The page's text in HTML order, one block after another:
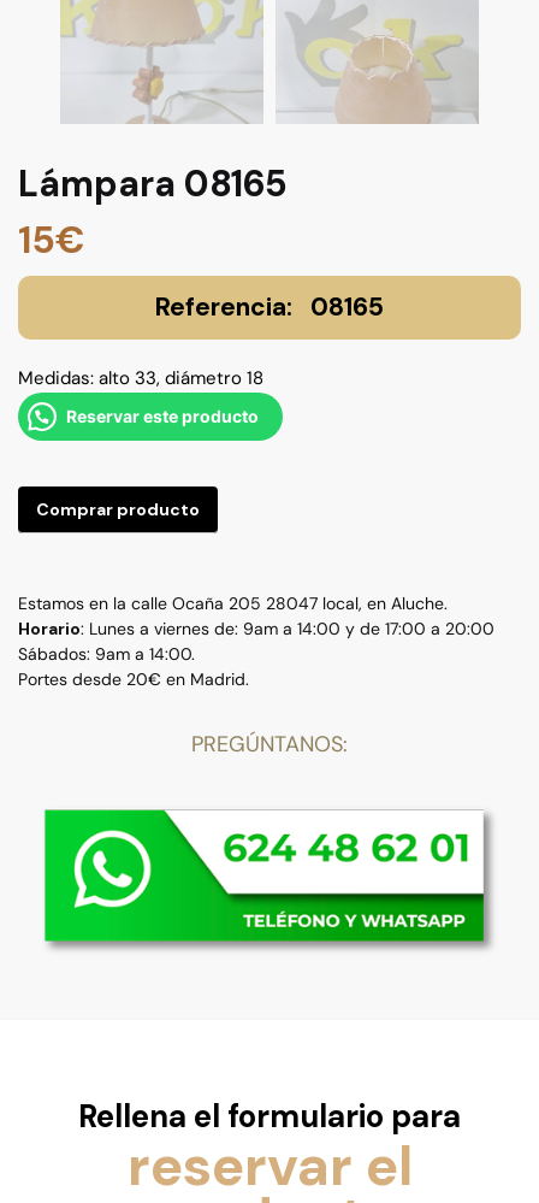
Lámpara 08165
15€
08165
Medidas: alto 33, diámetro 18
Reservar este producto
Comprar producto
Estamos en la calle Ocaña 205 28047 local, en Aluche.
Horario: Lunes a viernes de: 9am a 14:00 y de 17:00 a 20:00
Sábados: 9am a 14:00.
Portes desde 20€ en Madrid.
PREGÚNTANOS:
Rellena el formulario para
reservar el